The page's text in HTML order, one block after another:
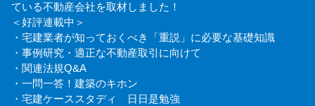
ている不動産会社を取材しました！
＜好評連載中＞
・宅建業者が知っておくべき「重説」に必要な基礎知識
・事例研究・適正な不動産取引に向けて
・関連法規Q&A
・一問一答！建築のキホン
・宅建ケーススタディ 日日是勉強